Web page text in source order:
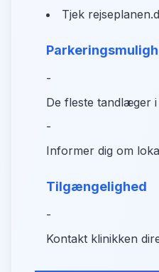
Tjek
-
De fleste tandlæger
-
Informer dig om
Tilgængelighed
-
Kontakt klinikken